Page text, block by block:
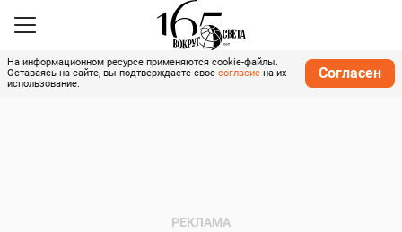
На информационном ресурсе применяются cookie-файлы.
Оставаясь на сайте, вы подтверждаете свое согласие на их
использование.
Согласен